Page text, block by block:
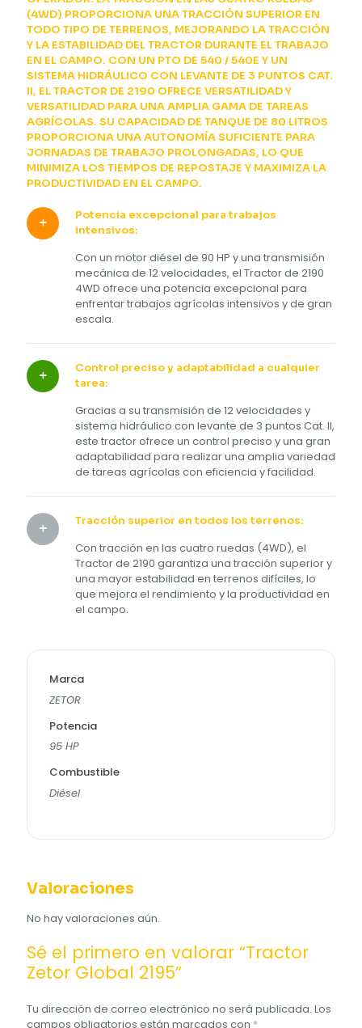
(4WD) PROPORCIONA UNA TRACCIÓN SUPERIOR EN
TODO TIPO DE TERRENOS, MEJORANDO LA TRACCIÓN
Y LA ESTABILIDAD DEL TRACTOR DURANTE EL TRABAJO
EN EL CAMPO. CON UN PTO DE 540 / 540E Y UN
SISTEMA HIDRÁULICO CON LEVANTE DE 3 PUNTOS CAT.
II, EL TRACTOR DE 2190 OFRECE VERSATILIDAD Y
VERSATILIDAD PARA UNA AMPLIA GAMA DE TAREAS
AGRÍCOLAS. SU CAPACIDAD DE TANQUE DE 80 LITROS
PROPORCIONA UNA AUTONOMÍA SUFICIENTE PARA
JORNADAS DE TRABAJO PROLONGADAS, LO QUE
MINIMIZA LOS TIEMPOS DE REPOSTAJE Y MAXIMIZA LA
PRODUCTIVIDAD EN EL CAMPO.
Potencia excepcional para trabajos
intensivos:
Con un motor diésel de 90 HP y una transmisión
mecánica de 12 velocidades, el Tractor de 2190
4WD ofrece una potencia excepcional para
enfrentar trabajos agrícolas intensivos y de gran
escala.
Control preciso y adaptabilidad a cualquier
tarea:
Gracias a su transmisión de 12 velocidades y
sistema hidráulico con levante de 3 puntos Cat. II,
este tractor ofrece un control preciso y una gran
adaptabilidad para realizar una amplia variedad
de tareas agrícolas con eficiencia y facilidad.
Tracción superior en todos los terrenos:
Con tracción en las cuatro ruedas (4WD), el
Tractor de 2190 garantiza una tracción superior y
una mayor estabilidad en terrenos difíciles, lo
que mejora el rendimiento y la productividad en
el campo.
Marca
ZETOR
Potencia
95 HP
Combustible
Diésel
Valoraciones
No hay valoraciones aún.
Sé el primero en valorar “Tractor
Zetor Global 2195”
Tu dirección de correo electrónico no será publicada. Los
campos obligatorios están marcados con *